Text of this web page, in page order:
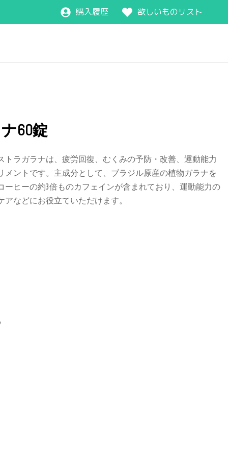
購入履歴 欲しいものリスト
60錠
トラガラナは、疲労回復、むくみの予防・改善、運動能力
メントです。主成分として、ブラジル原産の植物ガラナを
ーヒーの約3倍ものカフェインが含まれており、運動能力の
などにお役立ていただけます。